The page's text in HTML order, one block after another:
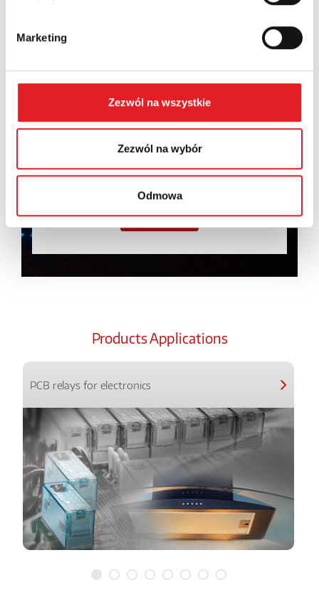
Marketing
Zezwól na wszystkie
Zezwól na wybór
Odmowa
I consent to the processing of my personal data by
I have read thePrivacy Policy*
Products Applications
PCB relays for electronics